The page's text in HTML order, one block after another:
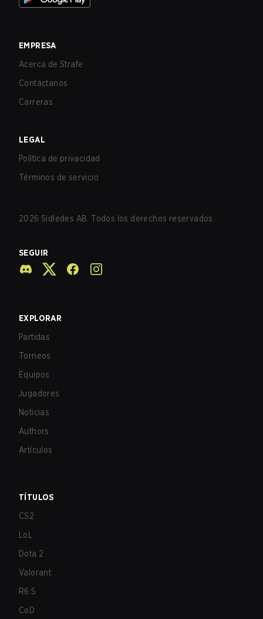
EMPRESA
Acerca de Strafe
Contáctanos
Carreras
LEGAL
Política de privacidad
Términos de servicio
2026 Sidledes AB. Todos los derechos reservados.
SEGUIR
EXPLORAR
Partidas
Torneos
Equipos
Jugadores
Noticias
Authors
Artículos
TÍTULOS
CS2
LoL
Dota 2
Valorant
R6:S
CoD